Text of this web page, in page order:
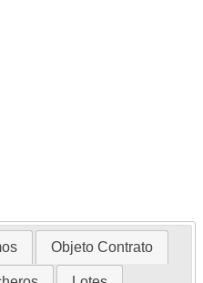
Objeto Contrato